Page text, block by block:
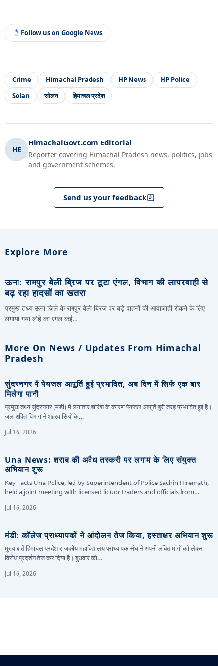
Follow us on Google News
Crime Himachal Pradesh HP News
HP Police
Solan
सोलन हिमाचल प्रदेश
HE
HimachalGovt.com Editorial
Reporter covering Himachal Pradesh news, politics, jobs
and government schemes.
Send us your feedback
Explore More
ऊना: रामपुर बेली ब्रिज पर टूटा एंगल, विभाग की लापरवाही से
बढ़ रहा हादसों का खतरा
प्रमुख तथ्य ऊना जिले के रामपुर बेली ब्रिज पर बड़े वाहनों की आवाजाही रोकने के लिए
लगाया गया लोहे का एंगल कई…
More On News / Updates From Himachal
Pradesh
सुंदरनगर में पेयजल आपूर्ति हुई प्रभावित, अब दिन में सिर्फ एक बार
मिलेगा पानी
प्रमुख तथ्य सुंदरनगर (मंडी) में लगातार बारिश के कारण पेयजल आपूर्ति बुरी तरह प्रभावित हुई है।
जल शक्ति विभाग ने शहरवासियों के…
Jul 16, 2026
Una News: शराब की अवैध तस्करी पर लगाम के लिए संयुक्त
अभियान शुरू
Key Facts Una Police, led by Superintendent of Police Sachin Hiremath,
held a joint meeting with licensed liquor traders and officials from…
Jul 16, 2026
मंडी: कॉलेज प्राध्यापकों ने आंदोलन तेज किया, हस्ताक्षर अभियान शुरू
मुख्य बातें हिमाचल प्रदेश राजकीय महाविद्यालय प्राध्यापक संघ ने अपनी लंबित मांगों को लेकर
विरोध प्रदर्शन तेज कर दिया है। बुधवार को…
Jul 16, 2026